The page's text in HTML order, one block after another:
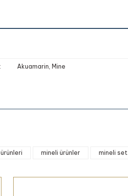
: Akuamarin, Mine
mineli ürünler mineli set